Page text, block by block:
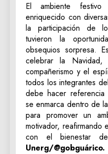
El ambiente
enriquecido con
la participación de
tuvieron la
obsequios sorpresa.
celebrar la
compañerismo y el
todos los integrantes
debe hacer
se enmarca dentro de
para promover un
motivador, reafirmando
con el bienestar
Unerg/@gobguárico.